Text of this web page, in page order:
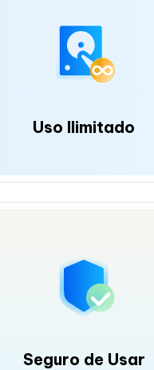
Uso Ilimitado
Seguro de Usar